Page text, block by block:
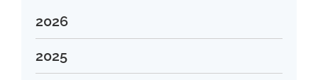
2026
Luglio 2026
Giugno 2026
2025